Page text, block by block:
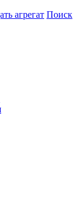
агрегат Поиск